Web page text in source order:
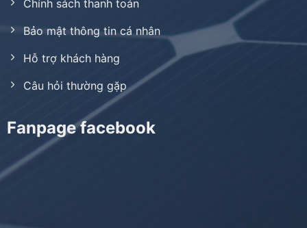
Chính sách thanh toán
Bảo mật thông tin cá nhân
Hỗ trợ khách hàng
Câu hỏi thường gặp
Fanpage facebook